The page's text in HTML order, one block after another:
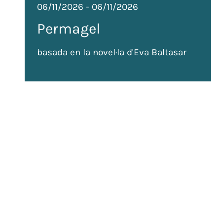
06/11/2026 - 06/11/2026
Permagel
basada en la novel·la d'Eva Baltasar